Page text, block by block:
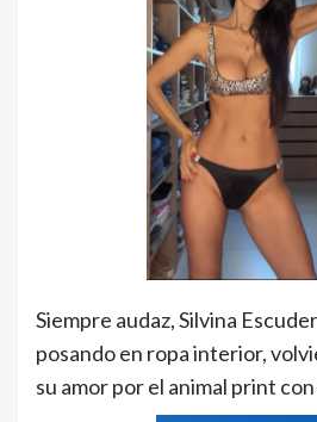
Siempre audaz, Silvina
posando en ropa interior,
su amor por el animal print